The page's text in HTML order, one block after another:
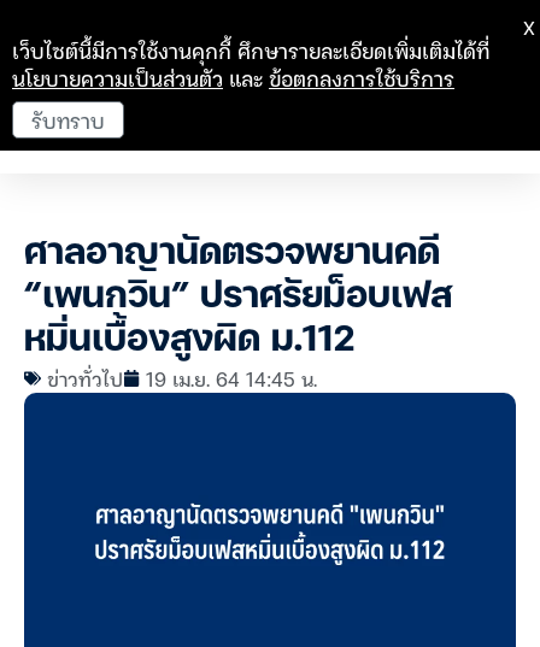
ศาลอาญานัดตรวจพยานคดี
“เพนกวิน” ปราศรัยม็อบเฟส
หมิ่นเบื้องสูงผิด ม.112
ข่าวทั่วไป 19 เม.ย. 64 14:45 น.
เว็บไซต์นี้มีการใช้งานคุกกี้ ศึกษารายละเอียดเพิ่มเติมได้ที่
นโยบายความเป็นส่วนตัว และข้อตกลงการใช้บริการ
รับทราบ
X